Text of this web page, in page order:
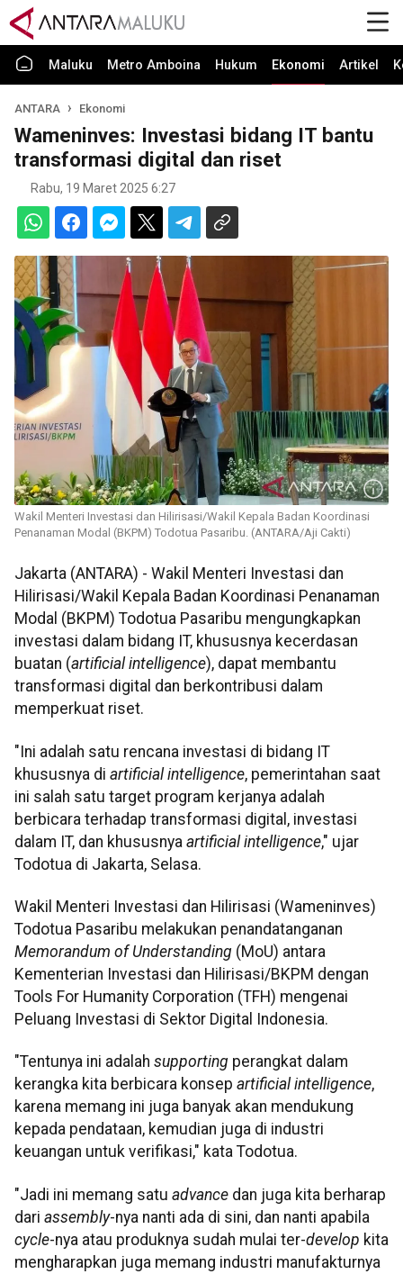
Maluku Metro Amboina Hukum Ekonomi Artikel
ANTARA Ekonomi
Wameninves: Investasi bidang IT bantu
transformasi digital dan riset
Rabu, 19 Maret 2025 6:27
Wakil Menteri Investasi dan Hilirisasi/Wakil Kepala Badan Koordinasi
Penanaman Modal (BKPM) Todotua Pasaribu. (ANTARA/Aji Cakti)
Jakarta (ANTARA) - Wakil Menteri Investasi dan
Hilirisasi/Wakil Kepala Badan Koordinasi Penanaman
Modal (BKPM) Todotua Pasaribu mengungkapkan
investasi dalam bidang IT, khususnya kecerdasan
buatan (artificial intelligence), dapat membantu
transformasi digital dan berkontribusi dalam
memperkuat riset.
"Ini adalah satu rencana investasi di bidang IT
khususnya di artificial intelligence, pemerintahan saat
ini salah satu target program kerjanya adalah
berbicara terhadap transformasi digital, investasi
dalam IT, dan khususnya artificial intelligence," ujar
Todotua di Jakarta, Selasa.
Wakil Menteri Investasi dan Hilirisasi (Wameninves)
Todotua Pasaribu melakukan penandatanganan
Memorandum of Understanding (MoU) antara
Kementerian Investasi dan Hilirisasi/BKPM dengan
Tools For Humanity Corporation (TFH) mengenai
Peluang Investasi di Sektor Digital Indonesia.
"Tentunya ini adalah supporting perangkat dalam
kerangka kita berbicara konsep artificial intelligence,
karena memang ini juga banyak akan mendukung
kepada pendataan, kemudian juga di industri
keuangan untuk verifikasi," kata Todotua.
"Jadi ini memang satu advance dan juga kita berharap
dari assembly-nya nanti ada di sini, dan nanti apabila
cycle-nya atau produknya sudah mulai ter-develop kita
mengharapkan juga memang industri manufakturnya